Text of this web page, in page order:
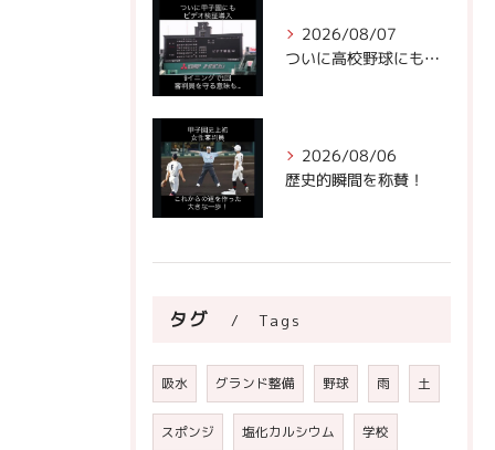
2026/08/07
ついに高校野球にもビデオ判定が！
2026/08/06
歴史的瞬間を称賛！
タグ Tags
吸水 グランド整備 野球 雨 土
スポンジ 塩化カルシウム 学校